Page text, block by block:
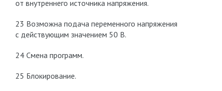
от внутреннего источника напряжения.
23 Возможна подача переменного напряжения
с действующим значением 50 В.
24 Смена программ.
25 Блокирование.